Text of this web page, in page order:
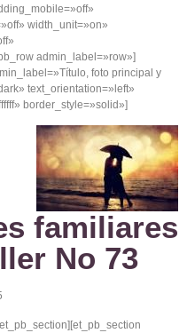
width_unit=»on»
admin_label=»row»]
foto principal y
text_orientation=»left»
border_style=»solid»]
familiares
No 73